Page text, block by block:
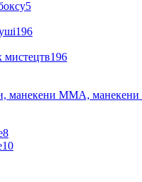
5
196
мистецтв196
манекени ММА, манекени
8
10